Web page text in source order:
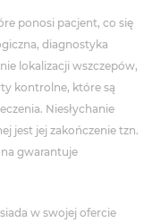
ponosi pacjent, co się
diagnostyka
lokalizacji wszczepów,
kontrolne, które są
Niesłychanie
jest jej zakończenie tzn.
gwarantuje
w swojej ofercie